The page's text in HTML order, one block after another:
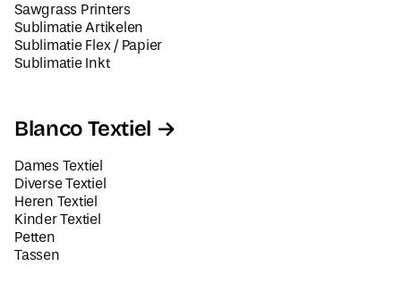
Sawgrass Printers
Sublimatie Artikelen
Sublimatie Flex / Papier
Sublimatie Inkt
Blanco Textiel
Dames Textiel
Diverse Textiel
Heren Textiel
Kinder Textiel
Petten
Tassen